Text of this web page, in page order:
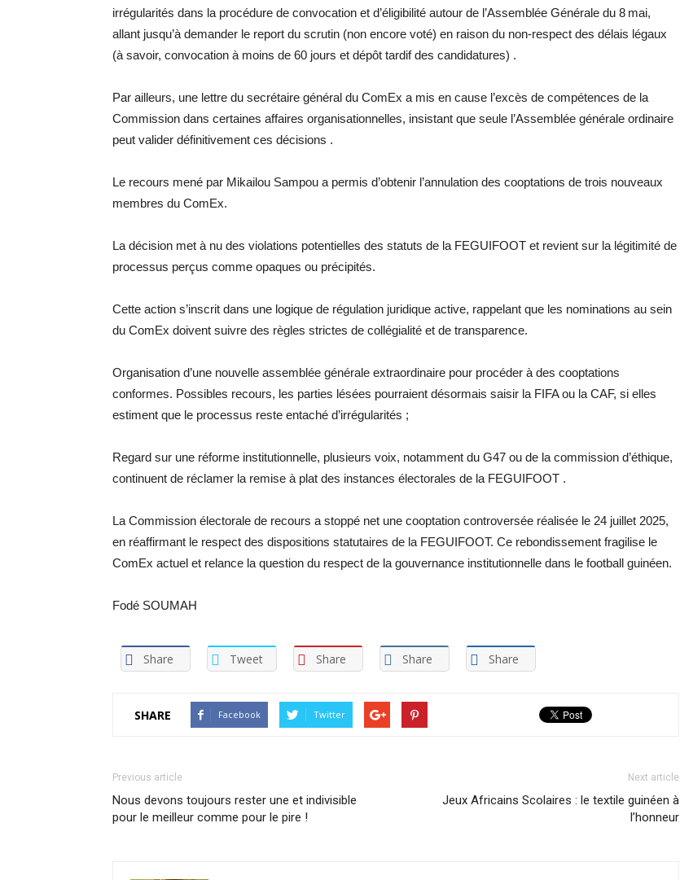
irrégularités dans la procédure de convocation et d’éligibilité autour de l’Assemblée Générale du 8 mai,
allant jusqu’à demander le report du scrutin (non encore voté) en raison du non-respect des délais légaux
(à savoir, convocation à moins de 60 jours et dépôt tardif des candidatures) .
Par ailleurs, une lettre du secrétaire général du ComEx a mis en cause l’excès de compétences de la
Commission dans certaines affaires organisationnelles, insistant que seule l’Assemblée générale ordinaire
peut valider définitivement ces décisions .
Le recours mené par Mikailou Sampou a permis d’obtenir l’annulation des cooptations de trois nouveaux
membres du ComEx.
La décision met à nu des violations potentielles des statuts de la FEGUIFOOT et revient sur la légitimité de
processus perçus comme opaques ou précipités.
Cette action s’inscrit dans une logique de régulation juridique active, rappelant que les nominations au sein
du ComEx doivent suivre des règles strictes de collégialité et de transparence.
Organisation d’une nouvelle assemblée générale extraordinaire pour procéder à des cooptations
conformes. Possibles recours, les parties lésées pourraient désormais saisir la FIFA ou la CAF, si elles
estiment que le processus reste entaché d’irrégularités ;
Regard sur une réforme institutionnelle, plusieurs voix, notamment du G47 ou de la commission d’éthique,
continuent de réclamer la remise à plat des instances électorales de la FEGUIFOOT .
La Commission électorale de recours a stoppé net une cooptation controversée réalisée le 24 juillet 2025,
en réaffirmant le respect des dispositions statutaires de la FEGUIFOOT. Ce rebondissement fragilise le
ComEx actuel et relance la question du respect de la gouvernance institutionnelle dans le football guinéen.
Fodé SOUMAH
Share Tweet Share Share Share
SHARE Facebook Twitter
Previous article
Nous devons toujours rester une et indivisible
pour le meilleur comme pour le pire !
Next article
Jeux Africains Scolaires : le textile guinéen à
l’honneur